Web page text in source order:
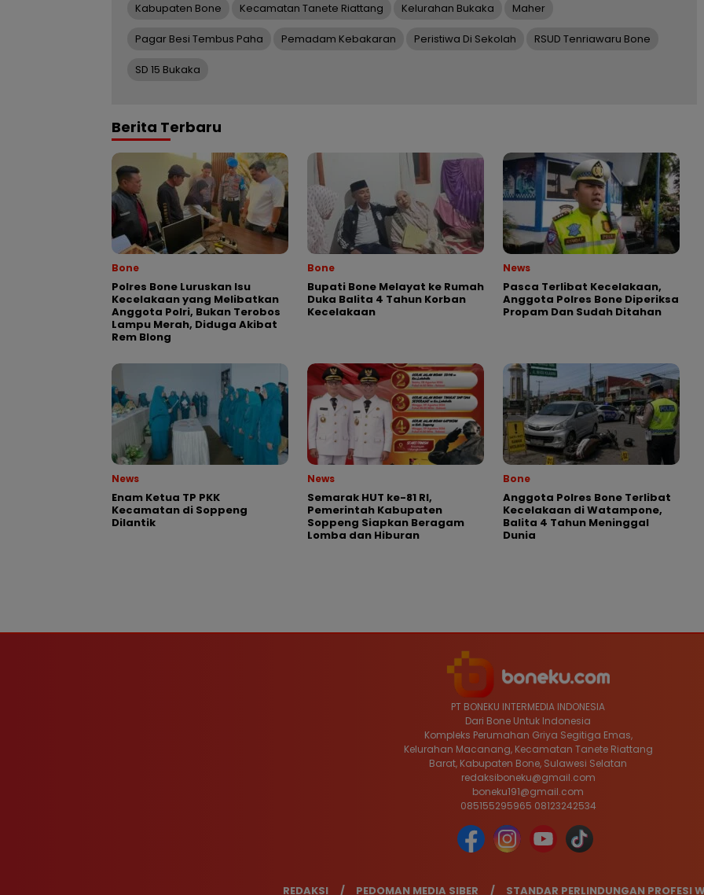
Kabupaten Bone Kecamatan Tanete Riattang Kelurahan Bukaka Maher
Pagar Besi Tembus Paha Pemadam Kebakaran Peristiwa Di Sekolah RSUD Tenriawaru Bone
SD 15 Bukaka
Berita Terbaru
Bone
Polres Bone Luruskan Isu
Kecelakaan yang Melibatkan
Anggota Polri, Bukan Terobos
Lampu Merah, Diduga Akibat
Rem Blong
Bone
Bupati Bone Melayat ke Rumah
Duka Balita 4 Tahun Korban
Kecelakaan
News
Pasca Terlibat Kecelakaan,
Anggota Polres Bone Diperiksa
Propam Dan Sudah Ditahan
News
Enam Ketua TP PKK
Kecamatan di Soppeng
Dilantik
News
Semarak HUT ke-81 RI,
Pemerintah Kabupaten
Soppeng Siapkan Beragam
Lomba dan Hiburan
Bone
Anggota Polres Bone Terlibat
Kecelakaan di Watampone,
Balita 4 Tahun Meninggal
Dunia
PT BONEKU INTERMEDIA INDONESIA
Dari Bone Untuk Indonesia
Kompleks Perumahan Griya Segitiga Emas,
Kelurahan Macanang, Kecamatan Tanete Riattang
Barat, Kabupaten Bone, Sulawesi Selatan
redaksiboneku@gmail.com
boneku191@gmail.com
085155295965 08123242534
REDAKSI PEDOMAN MEDIA SIBER STANDAR PERLINDUNGAN PROFESI